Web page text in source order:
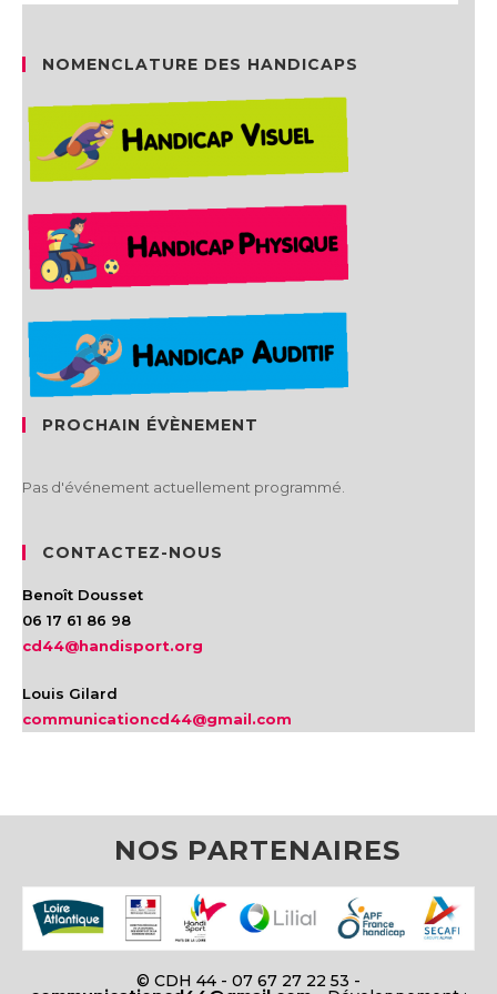
NOMENCLATURE DES HANDICAPS
PROCHAIN ÉVÈNEMENT
Pas d'événement actuellement programmé.
CONTACTEZ-NOUS
Benoît Dousset
06 17 61 86 98
cd44@handisport.org
Louis Gilard
communicationcd44@gmail.com
NOS PARTENAIRES
© CDH 44 - 07 67 27 22 53 -